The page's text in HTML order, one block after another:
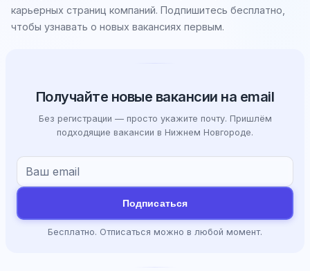
карьерных страниц компаний. Подпишитесь бесплатно,
чтобы узнавать о новых вакансиях первым.
Получайте новые вакансии на email
Без регистрации — просто укажите почту. Пришлём
подходящие вакансии в Нижнем Новгороде.
Подписаться
Бесплатно. Отписаться можно в любой момент.